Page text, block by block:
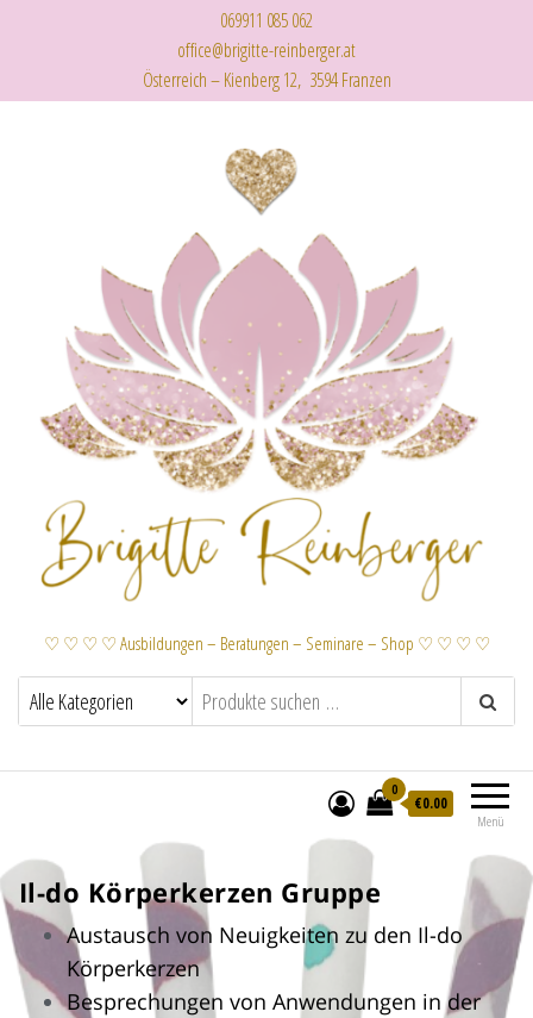
069911 085 062
office@brigitte-reinberger.at
Österreich – Kienberg 12, 3594 Franzen
♡ ♡ ♡ ♡ Ausbildungen – Beratungen – Seminare – Shop ♡ ♡ ♡ ♡
Menü
0
€0.00
Il-do® Körperkerzen Gruppe/Supervision
Il-do Körperkerzen Gruppe
Austausch von Neuigkeiten zu den Il-do
Körperkerzen
Besprechungen von Anwendungen in der